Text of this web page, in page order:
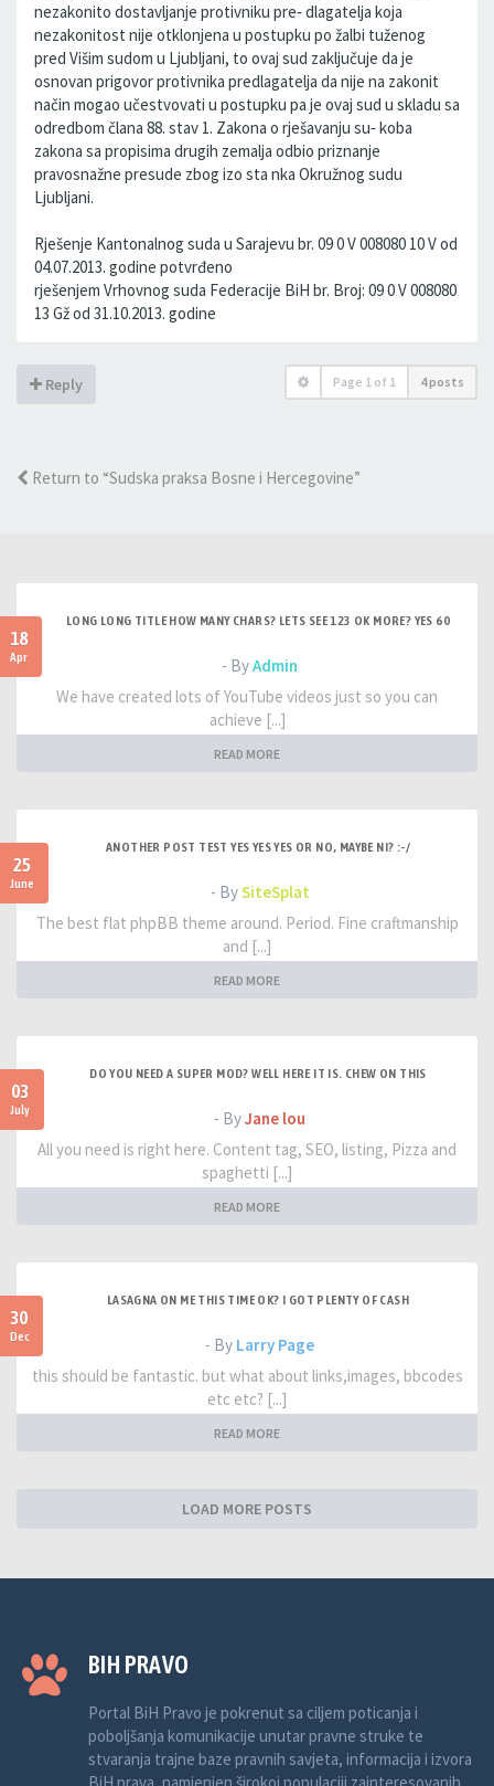
nezakonito dostavljanje protivniku pre‐ dlagatelja koja
nezakonitost nije otklonjena u postupku po žalbi tuženog
pred Višim sudom u Ljubljani, to ovaj sud zaključuje da je
osnovan prigovor protivnika predlagatelja da nije na zakonit
način mogao učestvovati u postupku pa je ovaj sud u skladu sa
odredbom člana 88. stav 1. Zakona o rješavanju su‐ koba
zakona sa propisima drugih zemalja odbio priznanje
pravosnažne presude zbog izo sta nka Okružnog sudu
Ljubljani.
Rješenje Kantonalnog suda u Sarajevu br. 09 0 V 008080 10 V od
04.07.2013. godine potvrđeno
rješenjem Vrhovnog suda Federacije BiH br. Broj: 09 0 V 008080
13 Gž od 31.10.2013. godine
Reply Page 1 of 1 4 posts
Return to “Sudska praksa Bosne i Hercegovine”
18
Apr
LONG LONG TITLE HOW MANY CHARS? LETS SEE 123 OK MORE? YES 60
- ByAdmin
We have created lots of YouTube videos just so you can
achieve [...]
READ MORE
25
June
ANOTHER POST TEST YES YES YES OR NO, MAYBE NI? :-/
- BySiteSplat
The best flat phpBB theme around. Period. Fine craftmanship
and [...]
READ MORE
03
July
DO YOU NEED A SUPER MOD? WELL HERE IT IS. CHEW ON THIS
- ByJane lou
All you need is right here. Content tag, SEO, listing, Pizza and
spaghetti [...]
READ MORE
30
Dec
LASAGNA ON ME THIS TIME OK? I GOT PLENTY OF CASH
- By Larry Page
this should be fantastic. but what about links,images, bbcodes
etc etc? [...]
READ MORE
LOAD MORE POSTS
BIH PRAVO
Portal BiH Pravo je pokrenut sa ciljem poticanja i
poboljšanja komunikacije unutar pravne struke te
stvaranja trajne baze pravnih savjeta, informacija i izvora